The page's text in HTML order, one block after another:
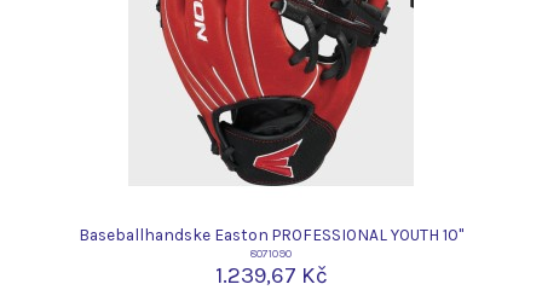
Baseballhandske Easton PROFESSIONAL YOUTH 10"
8071090
1.239,67 Kč